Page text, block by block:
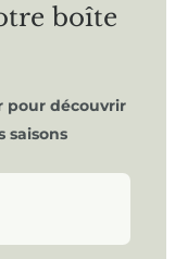
boîte
pour découvrir
saisons